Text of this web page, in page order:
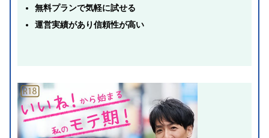
無料プランで気軽に試せる
運営実績があり信頼性が高い